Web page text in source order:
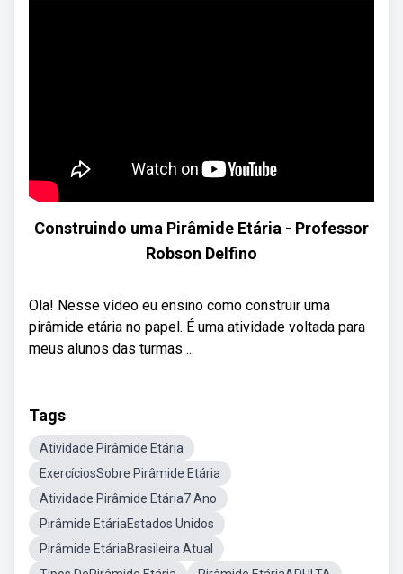
Construindo uma Pirâmide Etária - Professor
Robson Delfino
Ola! Nesse vídeo eu ensino como construir uma
pirâmide etária no papel. É uma atividade voltada para
meus alunos das turmas ...
Tags
Atividade Pirâmide Etária
ExercíciosSobre Pirâmide Etária
Atividade Pirâmide Etária7 Ano
Pirâmide EtáriaEstados Unidos
Pirâmide EtáriaBrasileira Atual